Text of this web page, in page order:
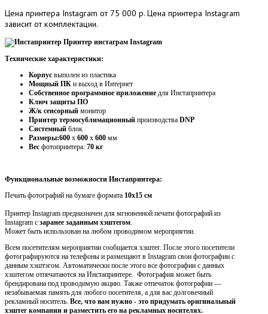
Цена принтера Instagram от 75 000 р. Цена принтера Instagram
зависит от комплектации.
Технические характеристики:
Корпус выполен из пластика
Мощный ПК и выход в Интернет
Собственное программное приложение для Инстапринтера
Ключ защиты ПО
Ж/к сенсорный монитор
Принтер термосублимационный производства DNP
Системный блок
Размеры:600 х 600 х 600 мм
Вес фотопринтера: 70 кг
Функциональные возможности Инстапринтера:
Печать фотографий на бумаге формата 10х15 см
Принтер Instagram предназначен для мгновенной печати фотографий из
Instagram с заранее заданным хэштегом.
Может быть использован на любом проводимом мероприятии.
Всем посетителям мероприятии сообщается хэштег. После этого посетители
фотографируются на телефоны и размещают в Instagram свои фотографии с
данным хэштэгом. Автоматически после этого все фотографии с данных
хэштегом отпечатаются на Инстапринтере. Фотография может быть
брендирована под проводимую акцию. Также отпечаток фотографии —
незабываемая память для любого посетителя, а для вас долговечный
рекламный носитель. Все, что вам нужно - это придумать оригинальный
хэштег компании и разместить его на рекламных носителях.